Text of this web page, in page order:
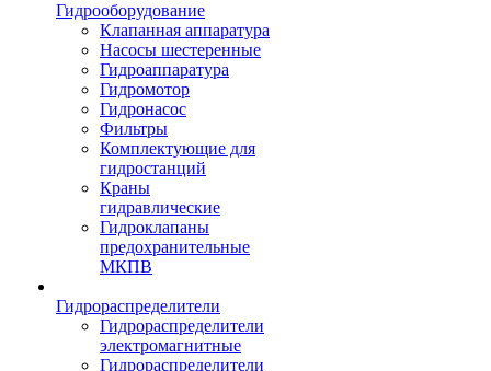
Гидрооборудование
Клапанная аппаратура
Насосы шестеренные
Гидроаппаратура
Гидромотор
Гидронасос
Фильтры
Комплектующие для
гидростанций
Краны
гидравлические
Гидроклапаны
предохранительные
МКПВ
Гидрораспределители
Гидрораспределители
электромагнитные
Гидрораспределители